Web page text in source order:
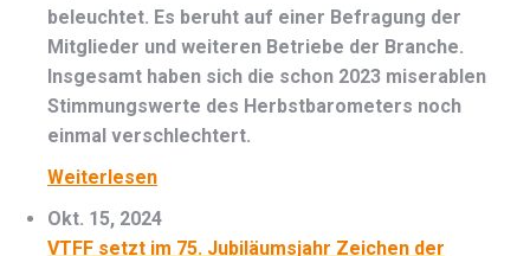
beleuchtet. Es beruht auf einer Befragung der
Mitglieder und weiteren Betriebe der Branche.
Insgesamt haben sich die schon 2023 miserablen
Stimmungswerte des Herbstbarometers noch
einmal verschlechtert.
Weiterlesen
Okt. 15, 2024
VTFF setzt im 75. Jubiläumsjahr Zeichen der